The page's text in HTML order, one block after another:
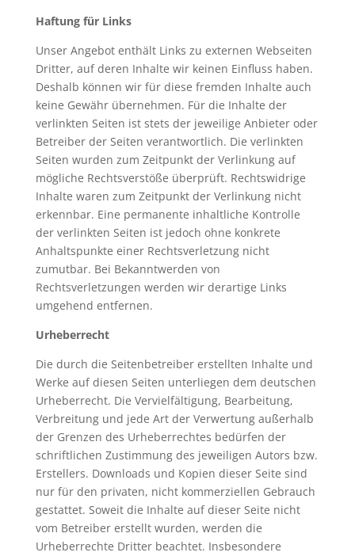
Haftung für Links
Unser Angebot enthält Links zu externen Webseiten
Dritter, auf deren Inhalte wir keinen Einfluss haben.
Deshalb können wir für diese fremden Inhalte auch
keine Gewähr übernehmen. Für die Inhalte der
verlinkten Seiten ist stets der jeweilige Anbieter oder
Betreiber der Seiten verantwortlich. Die verlinkten
Seiten wurden zum Zeitpunkt der Verlinkung auf
mögliche Rechtsverstöße überprüft. Rechtswidrige
Inhalte waren zum Zeitpunkt der Verlinkung nicht
erkennbar. Eine permanente inhaltliche Kontrolle
der verlinkten Seiten ist jedoch ohne konkrete
Anhaltspunkte einer Rechtsverletzung nicht
zumutbar. Bei Bekanntwerden von
Rechtsverletzungen werden wir derartige Links
umgehend entfernen.
Urheberrecht
Die durch die Seitenbetreiber erstellten Inhalte und
Werke auf diesen Seiten unterliegen dem deutschen
Urheberrecht. Die Vervielfältigung, Bearbeitung,
Verbreitung und jede Art der Verwertung außerhalb
der Grenzen des Urheberrechtes bedürfen der
schriftlichen Zustimmung des jeweiligen Autors bzw.
Erstellers. Downloads und Kopien dieser Seite sind
nur für den privaten, nicht kommerziellen Gebrauch
gestattet. Soweit die Inhalte auf dieser Seite nicht
vom Betreiber erstellt wurden, werden die
Urheberrechte Dritter beachtet. Insbesondere